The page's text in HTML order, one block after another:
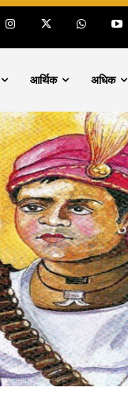
आर्थिक अधिक